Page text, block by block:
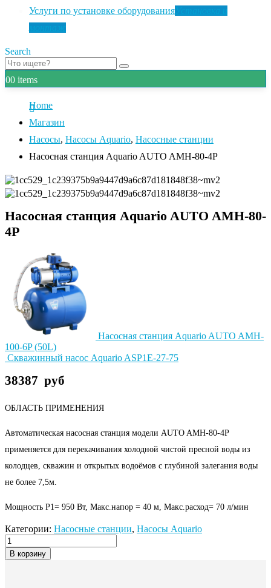
Услуги по установке оборудования
Search
00 items
Home
Магазин
Насосы, Насосы Aquario, Насосные станции
Насосная станция Aquario AUTO AMH-80-4P
Насосная станция Aquario AUTO AMH-80-
4P
Насосная станция Aquario AUTO AMH-
100-6P (50L)
Cкважинный насос Aquario ASP1E-27-75
38387 руб
ОБЛАСТЬ ПРИМЕНЕНИЯ
Автоматическая насосная станция модели AUTO AMH-80-4P
применяется для перекачивания холодной чистой пресной воды из
колодцев, скважин и открытых водоёмов с глубиной залегания воды
не более 7,5м.
Мощность P1= 950 Вт, Макс.напор = 40 м, Макс.расход= 70 л/мин
Категории: Насосные станции, Насосы Aquario
В корзину